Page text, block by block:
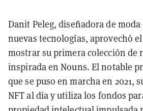
Danit Peleg, diseñadora de
nuevas tecnologías, aprovechó
mostrar su primera colección de
inspirada en Nouns. El notable
que se puso en marcha en 2021,
NFT al día y utiliza los fondos